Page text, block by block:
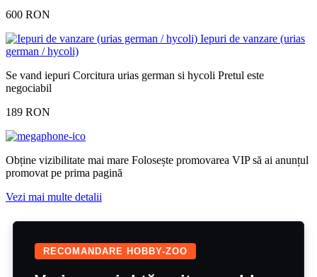
600 RON
Iepuri de vanzare (urias
german / hycoli)
Se vand iepuri Corcitura urias german si hycoli Pretul este
negociabil
189 RON
Obține vizibilitate mai mare Folosește promovarea VIP să ai anunțul
promovat pe prima pagină
Vezi mai multe detalii
RECOMANDARE HOBBY-ZOO